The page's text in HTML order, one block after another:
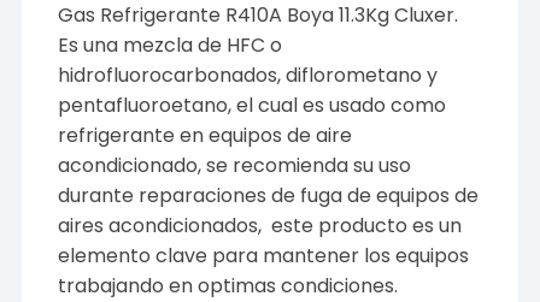
Gas Refrigerante R410A Boya 11.3Kg Cluxer.
Es una mezcla de HFC o
hidrofluorocarbonados, diflorometano y
pentafluoroetano, el cual es usado como
refrigerante en equipos de aire
acondicionado, se recomienda su uso
durante reparaciones de fuga de equipos de
aires acondicionados, este producto es un
elemento clave para mantener los equipos
trabajando en optimas condiciones.